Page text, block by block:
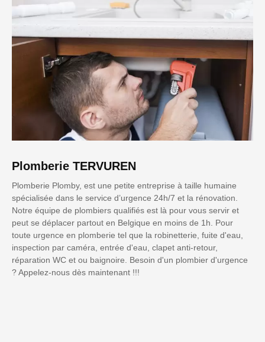
Plomberie TERVUREN
Plomberie Plomby, est une petite entreprise à taille humaine
spécialisée dans le service d’urgence 24h/7 et la rénovation.
Notre équipe de plombiers qualifiés est là pour vous servir et
peut se déplacer partout en Belgique en moins de 1h. Pour
toute urgence en plomberie tel que la robinetterie, fuite d'eau,
inspection par caméra, entrée d'eau, clapet anti-retour,
réparation WC et ou baignoire. Besoin d'un plombier d'urgence
? Appelez-nous dès maintenant !!!